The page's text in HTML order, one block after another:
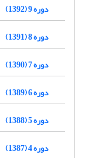
دوره 9 (1392)
دوره 8 (1391)
دوره 7 (1390)
دوره 6 (1389)
دوره 5 (1388)
دوره 4 (1387)